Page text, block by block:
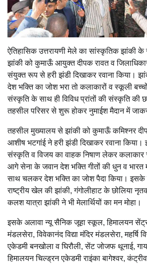
ऐतिहासिक उत्तरायणी मेले का सांस्कृतिक झांकी
झांकी को कुमाऊँ आयुक्त दीपक रावत व
संयुक्त रूप से हरी झंडी दिखाकर रवाना किया।
देश भक्ति का जोश भरा तो कलाकारों व स्कूली
संस्कृति के साथ ही विविध प्रांतों की संस्कृति की
तहसील परिसर से शुरू होकर नुमाईश मैदान में
तहसील मुख्यालय से झांकी को कुमाऊँ कमिश्नर
आशीष भटगांई ने हरी झंडी दिखाकर रवाना
संस्कृति व विजय का वाहक निषाण लेकर
आगे सेना के जवान देश भक्ति गीतों की धुन व भारत
साथ चलकर देश भक्ति का जोश पैदा किया। इसके
राष्ट्रीय खेल की झांकी, गंगोलीहाट के छोलिया
कलश यात्रा झांकी ने भी मेलार्थियों का मन मोहा।
इसके अलावा न्यू सैनिक जूहा स्कूल, हिमालयन
मंडलसेरा, विवेकानंद विद्या मंदिर मंडलसेरा, महर्षि
एकेडमी बनखोला व घिरौली, सेंट जोजफ थूनाई,
हिमालयन चिल्ड्रन एकेडमी राइंका बागेश्वर,